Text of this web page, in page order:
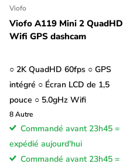
Viofo
Viofo A119 Mini 2 QuadHD
Wifi GPS dashcam
○ 2K QuadHD 60fps ○ GPS
intégré ○ Écran LCD de 1,5
pouce ○ 5.0gHz Wifi
8Autre
Commandé avant 23h45 =
expédié aujourd'hui
Commandé avant 23h45 =